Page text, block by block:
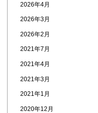
2026年4月
2026年3月
2026年2月
2021年7月
2021年4月
2021年3月
2021年1月
2020年12月